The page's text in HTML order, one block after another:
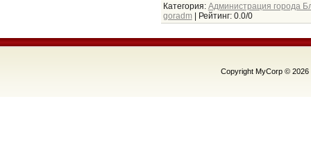
Категория: Администрация города
goradm| Рейтинг: 0.0/0
Copyright MyCorp © 2026